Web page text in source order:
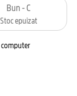
Bun - C
Stoc epuizat